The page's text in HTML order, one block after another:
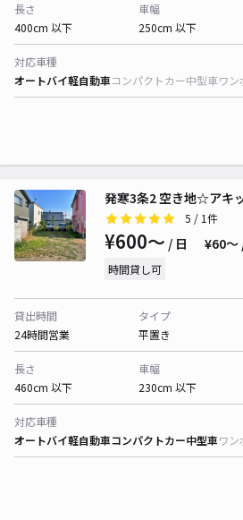
長さ
400cm 以下
車幅
250cm 以下
対応車種
オートバイ軽自動車コンパクトカー中型車ワン
発寒3条2 空き地☆アキ
5 / 1件
¥600〜 / 日 ¥60〜
時間貸し可
貸出時間
24時間営業
タイプ
平置き
長さ
460cm 以下
車幅
230cm 以下
対応車種
オートバイ軽自動車コンパクトカー中型車ワン